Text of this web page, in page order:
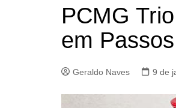
PCMG
em Passos
Geraldo Naves 9 de